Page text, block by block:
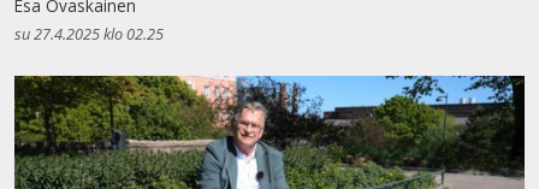
Esa Ovaskainen
su 27.4.2025 klo 02.25